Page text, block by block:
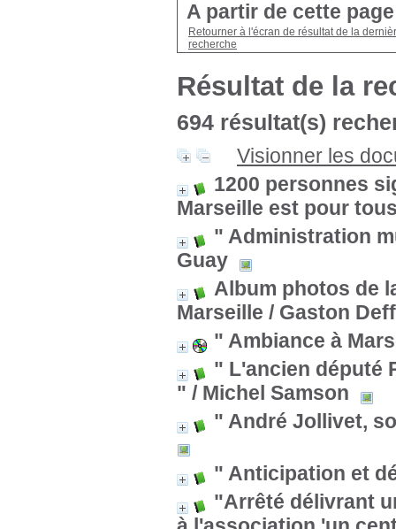
A partir de cette
Retourner à l'écran de résultat de la
recherche
Résultat de la
694 résultat(s)
Visionner les
1200 personnes
Marseille est pour
" Administration
Guay
Album photos de
Marseille / Gaston
" Ambiance à
" L'ancien député
" / Michel Samson
" André Jollivet,
" Anticipation et
"Arrêté délivrant